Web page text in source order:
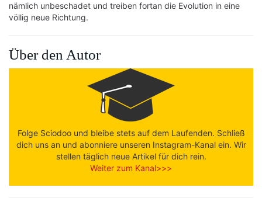
nämlich unbeschadet und treiben fortan die Evolution in eine
völlig neue Richtung.
Über den Autor
Folge Sciodoo und bleibe stets auf dem Laufenden. Schließ
dich uns an und abonniere unseren Instagram-Kanal ein. Wir
stellen täglich neue Artikel für dich rein.
Weiter zum Kanal>>>